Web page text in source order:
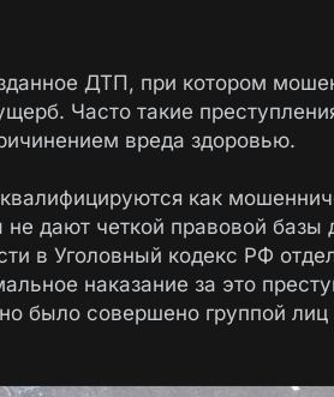
ДТП, при котором
Часто такие
вреда здоровью.
как
дают четкой правовой базы
в Уголовный кодекс РФ
наказание за это
было совершено группой